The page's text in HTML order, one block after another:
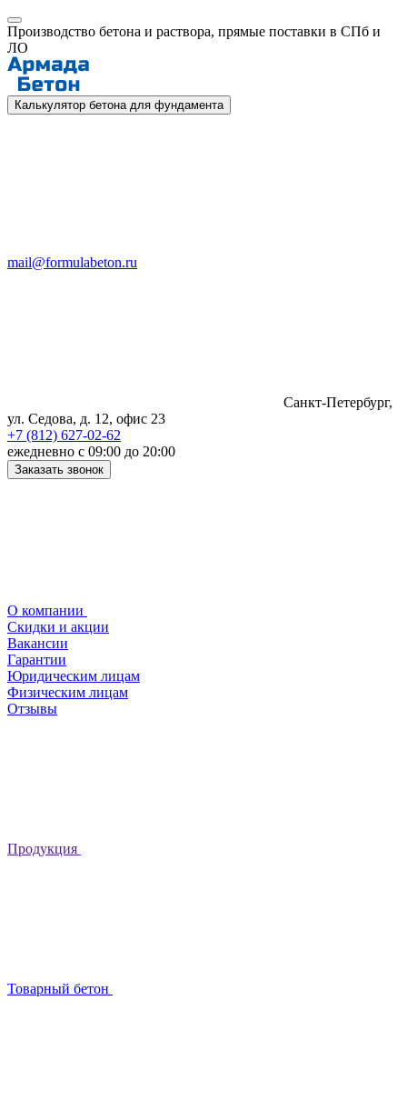
Производство бетона и раствора, прямые поставки в СПб и
ЛО
Калькулятор бетона для фундамента
mail@formulabeton.ru
Санкт-Петербург,
ул. Седова, д. 12, офис 23
+7 (812) 627-02-62
ежедневно с 09:00 до 20:00
Заказать звонок
О компании
Скидки и акции
Вакансии
Гарантии
Юридическим лицам
Физическим лицам
Отзывы
Продукция
Товарный бетон